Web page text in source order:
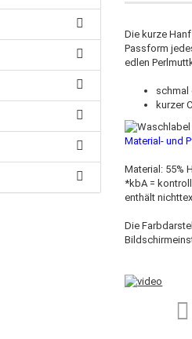
Die kurze
Passform
edlen
schmal
kurzer
Material- und
Material: 55%
*kbA =
enthält
Die